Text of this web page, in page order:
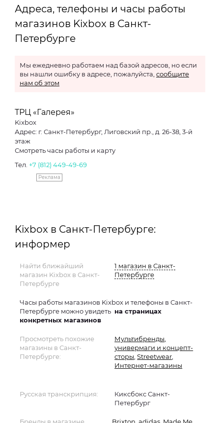
Адреса, телефоны и часы работы
магазинов Kixbox в Санкт-
Петербурге
Мы ежедневно работаем над базой адресов, но если
вы нашли ошибку в адресе, пожалуйста, сообщите
нам об этом
ТРЦ «Галерея»
Kixbox
Адрес: г. Санкт-Петербург, Лиговский пр., д. 26-38, 3-й
этаж
Смотреть часы работы и карту
Тел. +7 (812) 449-49-69
Реклама
Kixbox в Санкт-Петербурге:
информер
Найти ближайший
магазин Kixbox в Санкт-
Петербурге
1 магазин в Санкт-
Петербурге
Часы работы магазинов Kixbox и телефоны в Санкт-
Петербурге можно увидеть на страницах
конкретных магазинов
Просмотреть похожие
магазины в Санкт-
Петербурге:
Мультибренды,
универмаги и концепт-
сторы ,Streetwear
Интернет-магазины
Русская транскрипция:
Киксбокс Санкт-
Петербург